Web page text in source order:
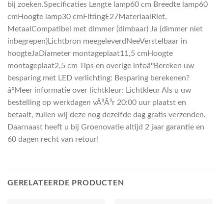
bij zoeken.Specificaties Lengte lamp60 cm Breedte lamp60
cmHoogte lamp30 cmFittingE27MateriaalRiet,
MetaalCompatibel met dimmer (dimbaar) Ja (dimmer niet
inbegrepen)Lichtbron meegeleverdNeeVerstelbaar in
hoogteJaDiameter montageplaat11,5 cmHoogte
montageplaat2,5 cm Tips en overige infoâºBereken uw
besparing met LED verlichting: Besparing berekenen?
âºMeer informatie over lichtkleur: Lichtkleur Als u uw
bestelling op werkdagen vÃ³Ã³r 20:00 uur plaatst en
betaalt, zullen wij deze nog dezelfde dag gratis verzenden.
Daarnaast heeft u bij Groenovatie altijd 2 jaar garantie en
60 dagen recht van retour!
GERELATEERDE PRODUCTEN